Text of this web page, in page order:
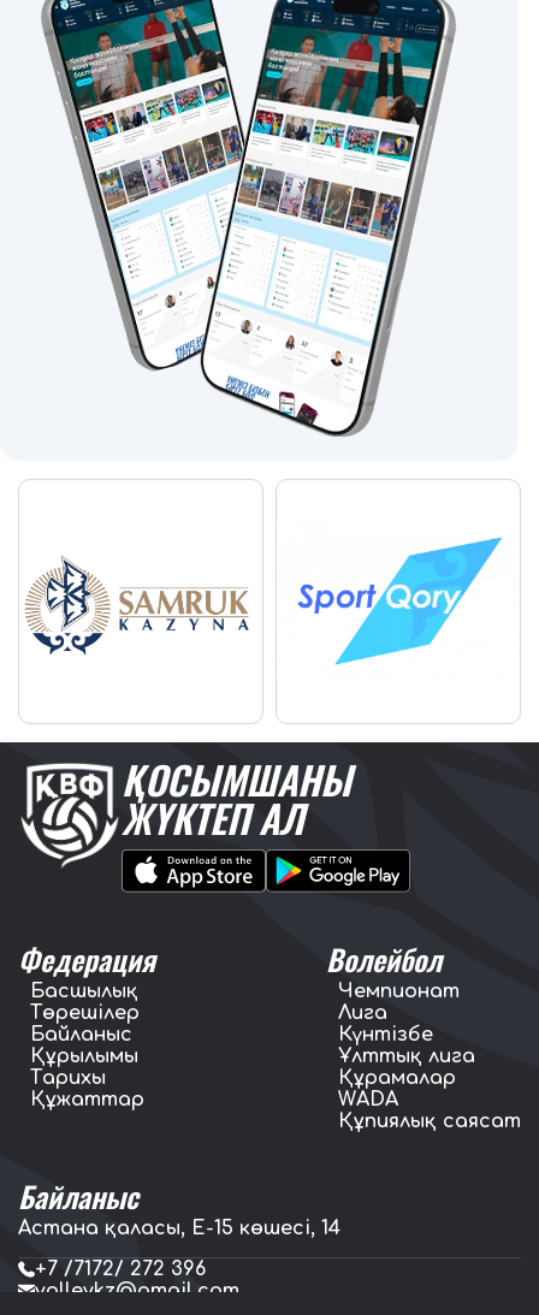
ҚОСЫМШАНЫ
ЖҮКТЕП АЛ
Федерация
Басшылық
Төрешілер
Байланыс
Құрылымы
Тарихы
Құжаттар
Волейбол
Чемпионат
Лига
Күнтізбе
Ұлттық лига
Құрамалар
WADA
Құпиялық саясат
Байланыс
Астана қаласы, E-15 көшесі, 14
+7 /7172/ 272 396
volleykz@gmail.com